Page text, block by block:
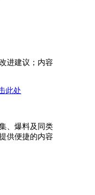
进建议；内容
此处
、爆料及同类
供便捷的内容